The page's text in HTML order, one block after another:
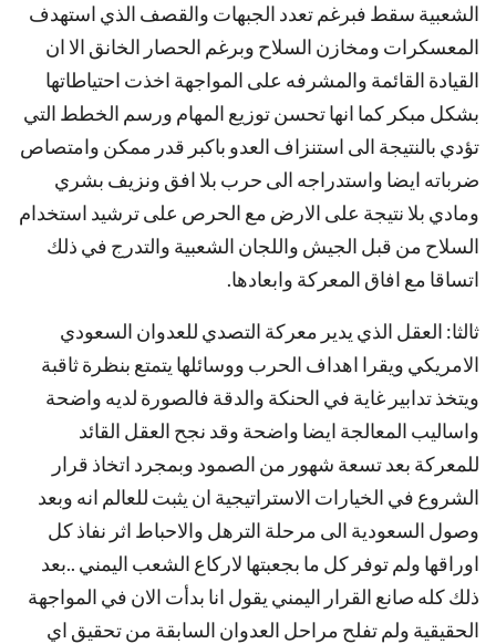
الشعبية سقط فبرغم تعدد الجبهات والقصف الذي استهدف
المعسكرات ومخازن السلاح وبرغم الحصار الخانق الا ان
القيادة القائمة والمشرفه على المواجهة اخذت احتياطاتها
بشكل مبكر كما انها تحسن توزيع المهام ورسم الخطط التي
تؤدي بالنتيجة الى استنزاف العدو باكبر قدر ممكن وامتصاص
ضرباته ايضا واستدراجه الى حرب بلا افق ونزيف بشري
ومادي بلا نتيجة على الارض مع الحرص على ترشيد استخدام
السلاح من قبل الجيش واللجان الشعبية والتدرج في ذلك
اتساقا مع افاق المعركة وابعادها.
‫‏ثالثا: العقل الذي يدير معركة التصدي للعدوان السعودي
الامريكي ويقرا اهداف الحرب ووسائلها يتمتع بنظرة ثاقبة
ويتخذ تدابير غاية في الحنكة والدقة فالصورة لديه واضحة
واساليب المعالجة ايضا واضحة وقد نجح العقل القائد
للمعركة بعد تسعة شهور من الصمود وبمجرد اتخاذ قرار
الشروع في الخيارات الاستراتيجية ان يثبت للعالم انه وبعد
وصول السعودية الى مرحلة الترهل والاحباط اثر نفاذ كل
اوراقها ولم توفر كل ما بجعبتها لاركاع الشعب اليمني ..بعد
ذلك كله صانع القرار اليمني يقول انا بدأت الان في المواجهة
الحقيقية ولم تفلح مراحل العدوان السابقة من تحقيق اي